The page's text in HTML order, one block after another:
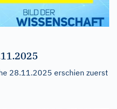
28.11.2025 erschien zuerst